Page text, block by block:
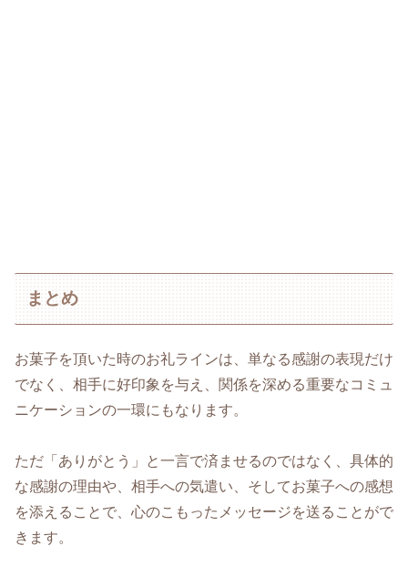
まとめ
お菓子を頂いた時のお礼ラインは、単なる感謝の表現だけ
でなく、相手に好印象を与え、関係を深める重要なコミュ
ニケーションの一環にもなります。
ただ「ありがとう」と一言で済ませるのではなく、具体的
な感謝の理由や、相手への気遣い、そしてお菓子への感想
を添えることで、心のこもったメッセージを送ることがで
きます。